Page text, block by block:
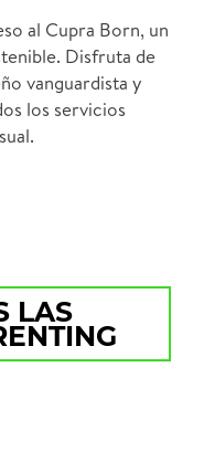
al Cupra Born, un
Disfruta de
vanguardista y
los servicios
LAS